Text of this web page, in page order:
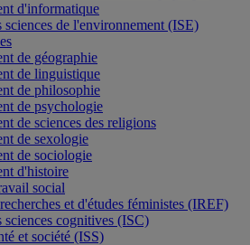
d'informatique
sciences de l'environnement (ISE)
de géographie
de linguistique
de philosophie
de psychologie
de sciences des religions
de sexologie
de sociologie
d'histoire
social
et d'études féministes (IREF)
sciences cognitives (ISC)
et société (ISS)